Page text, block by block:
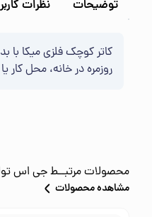
توضیحات نظرات
کاتر کوچک فلزی میکا با
روزمره در خانه، محل کار
محصولات مرتبــطجی اس
مشاهده محصولات